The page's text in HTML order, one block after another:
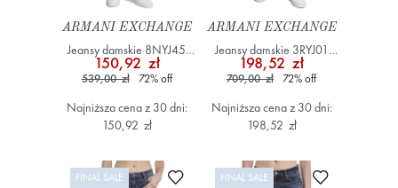
ARMANI EXCHANGE
Jeansy damskie 8NYJ45
Y2TFZ Granatowy
150,92 zł
539,00 zł 72%off
Najniższa cena z 30 dni:
150,92 zł
ARMANI EXCHANGE
Jeansy damskie 3RYJ01
Y1MPZ Niebieski
198,52 zł
709,00 zł 72%off
Najniższa cena z 30 dni:
198,52 zł
FINAL SALE Dodaj do ulubionych
FINAL SALE Dodaj do